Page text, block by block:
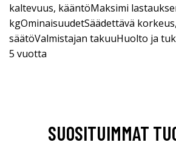
kaltevuus, kääntöMaksimi
kgOminaisuudetSäädettävä
säätöValmistajan takuuHuolto ja
5 vuotta
SUOSITUIMMAT